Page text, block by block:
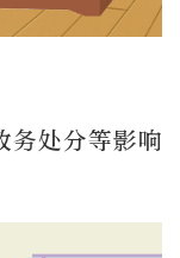
务处分等影响